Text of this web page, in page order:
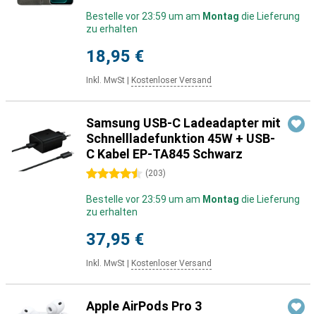
Bestelle vor 23:59 um am Montag die Lieferung
zu erhalten
18,95 €
Inkl. MwSt Kostenloser Versand
Samsung USB-C Ladeadapter mit
Schnellladefunktion 45W + USB-
C Kabel EP-TA845 Schwarz
4.5 Sterne (203)
Bestelle vor 23:59 um am Montag die Lieferung
zu erhalten
37,95 €
Inkl. MwSt Kostenloser Versand
Apple AirPods Pro 3